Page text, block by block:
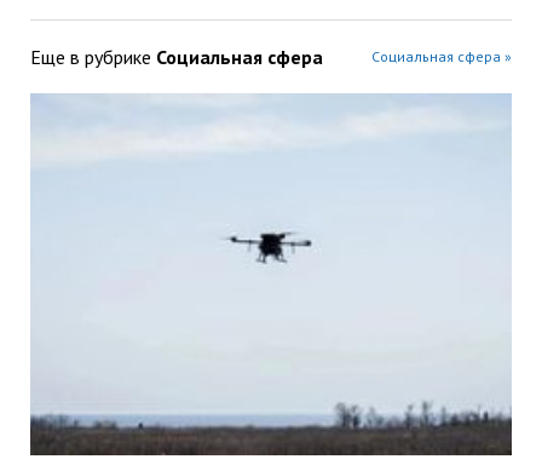
Еще в рубрике Социальная сфера Социальная сфера »